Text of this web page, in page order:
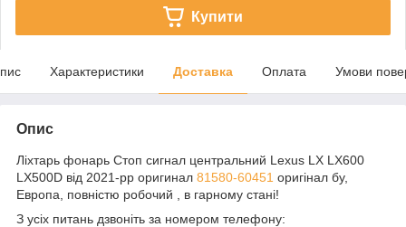
Купити
Характеристики Доставка Оплата Умови
Опис
Ліхтарь фонарь Стоп сигнал центральний Lexus LX LX600
LX500D від 2021-рр оригинал 81580-60451 оригінал бу,
Европа, повністю робочий , в гарному стані!
З усіх питань дзвоніть за номером телефону: